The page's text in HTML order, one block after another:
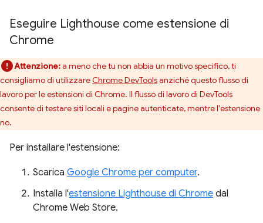
Eseguire Lighthouse come estensione di
Chrome
Attenzione:a meno che tu non abbia un motivo specifico, ti
consigliamo di utilizzareChrome DevToolsanziché questo flusso di
lavoro per le estensioni di Chrome. Il flusso di lavoro di DevTools
consente di testare siti locali e pagine autenticate, mentre l'estensione
no.
Per installare l'estensione:
Scarica Google Chrome per computer.
Installa l'estensione Lighthouse di Chrome dal
Chrome Web Store.